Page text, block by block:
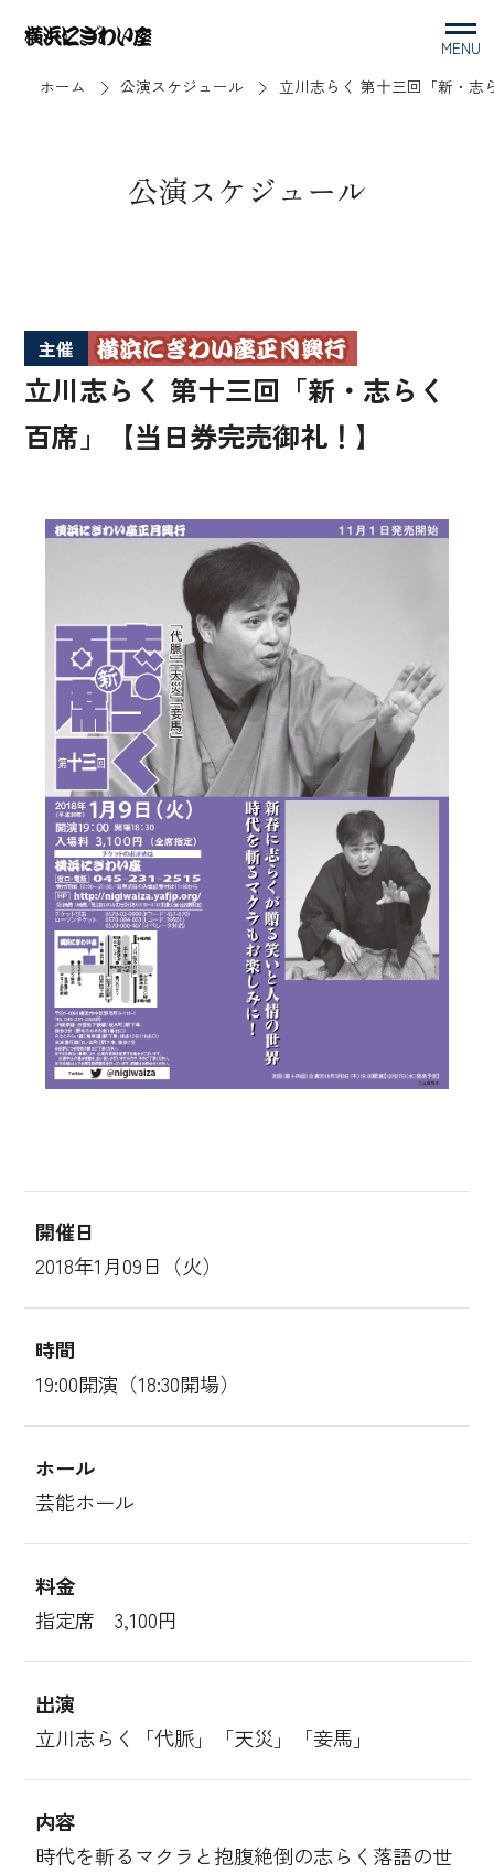
MENU
ホーム
公演スケジュール 立川志らく 第十三回「新・志
公演スケジュール
主催
立川志らく 第十三回「新・志らく
百席」【当日券完売御礼！】
開催日
2018年1月09日（火）
時間
19:00開演（18:30開場）
ホール
芸能ホール
料金
指定席 3,100円
出演
立川志らく「代脈」「天災」「妾馬」
内容
時代を斬るマクラと抱腹絶倒の志らく落語の世